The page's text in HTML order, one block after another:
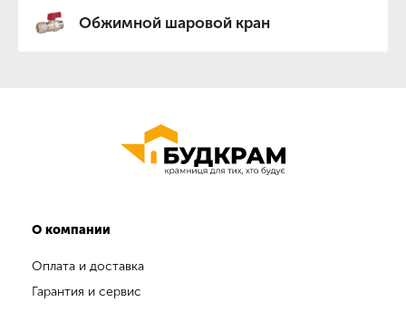
Обжимной шаровой кран
О компании
Оплата и доставка
Гарантия и сервис